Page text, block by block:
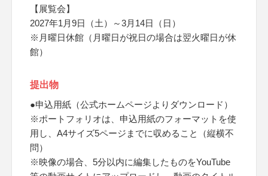
【展覧会】
2027年1月9日（土）～3月14日（日）
※月曜日休館（月曜日が祝日の場合は翌火曜日が休
館）
提出物
●申込用紙（公式ホームページよりダウンロード）
※ポートフォリオは、申込用紙のフォーマットを使
用し、A4サイズ5ページまでに収めること（縦横不
問）
※映像の場合、5分以内に編集したものをYouTube